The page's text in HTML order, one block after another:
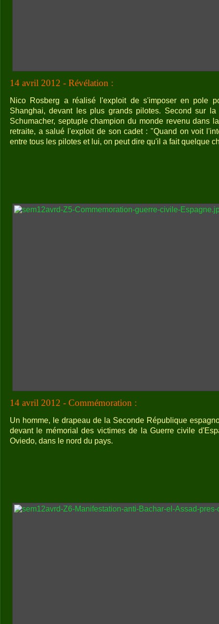
14 avril 2012 - Révélation :
Nico Rosberg a réalisé l'exploit de s'imposer en pole
Shanghai, devant les plus grands pilotes. Second sur
Schumacher, septuple champion du monde revenu dans
retraite, a salué l'exploit de son cadet : "Quand on voit
entre tous les pilotes et lui, on peut dire qu'il a fait quelque
14 avril 2012 - Commémoration :
Un homme, le drapeau de la Seconde République
devant le mémorial des victimes de la Guerre civile
Oviedo, dans le nord du pays.